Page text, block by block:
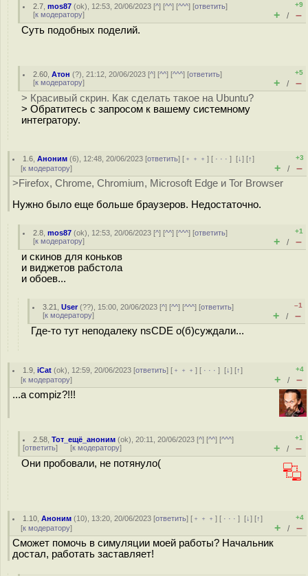
2.7 ,mos87 (ok), 12:53, 20/06/2023 [^] [^^] [^^^] [ответить]
[к модератору]
+9
+ / –
Суть подобных поделий.
2.60 ,Атон (?), 21:12, 20/06/2023 [^] [^^] [^^^] [ответить]
[к модератору]
+5
+ / –
> Красивый скрин. Как сделать такое на Ubuntu?
> Обратитесь с запросом к вашему системному
интегратору.
1.6 ,Аноним (6), 12:48, 20/06/2023 [ответить] [ ﹢﹢﹢] [ · · ·][↓] [↑]
[к модератору]
+3
+ / –
>Firefox, Chrome, Chromium, Microsoft Edge и Tor Browser
Нужно было еще больше браузеров. Недостаточно.
2.8 ,mos87 (ok), 12:53, 20/06/2023 [^] [^^] [^^^] [ответить]
[к модератору]
+1
+ / –
и скинов для коньков
и виджетов рабстола
и обоев...
3.21 ,User(??), 15:00, 20/06/2023 [^] [^^] [^^^] [ответить]
[к модератору]
–1
+ / –
Где-то тут неподалеку nsCDE о(б)суждали...
1.9 ,iCat (ok), 12:59, 20/06/2023 [ответить] [ ﹢﹢﹢] [ · · ·][↓] [↑]
[к модератору]
+4
+ / –
...а compiz?!!!
2.58 ,Тот_ещё_аноним (ok), 20:11, 20/06/2023 [^] [^^] [^^^]
[ответить] [к модератору]
+1
+ / –
Они пробовали, не потянуло(
1.10 ,Аноним (10), 13:20, 20/06/2023 [ответить] [ ﹢﹢﹢] [ · · ·][↓] [↑]
[к модератору]
+4
+ / –
Сможет помочь в симуляции моей работы? Начальник
достал, работать заставляет!